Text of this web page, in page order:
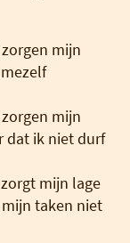
mijn
mijn
dat ik niet durf
mijn lage
taken niet